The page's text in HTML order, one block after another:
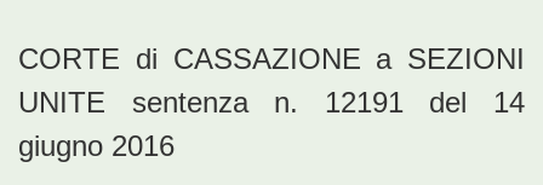
CORTE di CASSAZIONE a SEZIONI
UNITE sentenza n. 12191 del 14
giugno 2016